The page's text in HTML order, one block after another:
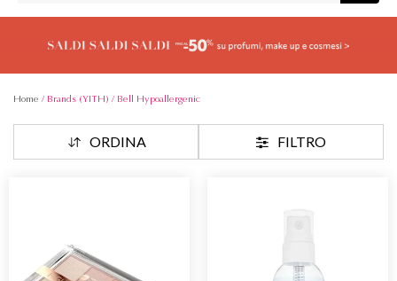
Home / Brands (YITH) / Bell Hypoallergenic
ORDINA FILTRO